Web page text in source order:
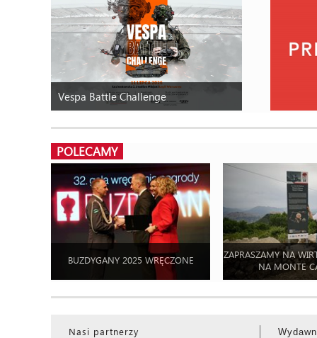
Vespa Battle Challenge
POLECAMY
BUZDYGANY 2025 WRĘCZONE
ZAPRASZAMY NA
NA MONTE
Nasi partnerzy